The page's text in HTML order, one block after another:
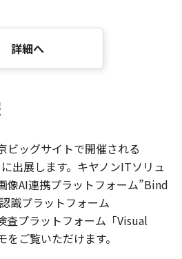
詳細へ
ビッグサイトで開催される
に出展します。キヤノンITソリュ
像AI連携プラットフォーム”Bind
識プラットフォーム
査プラットフォーム「Visual
ご覧いただけます。